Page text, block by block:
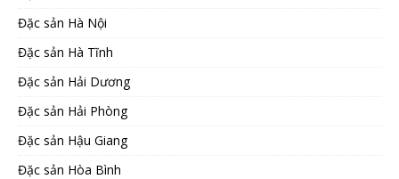
Đặc sản Hà Nội
Đặc sản Hà Tĩnh
Đặc sản Hải Dương
Đặc sản Hải Phòng
Đặc sản Hậu Giang
Đặc sản Hòa Bình